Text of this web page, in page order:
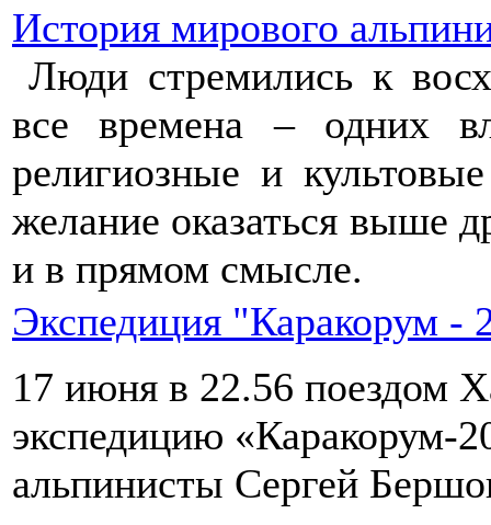
История мирового
Люди стремились к
все времена – одних
религиозные и
желание оказаться выше
и в прямом смысле.
Экспедиция "Каракорум -
17 июня в 22.56 поездом
экспедицию «Каракорум-
альпинисты Сергей